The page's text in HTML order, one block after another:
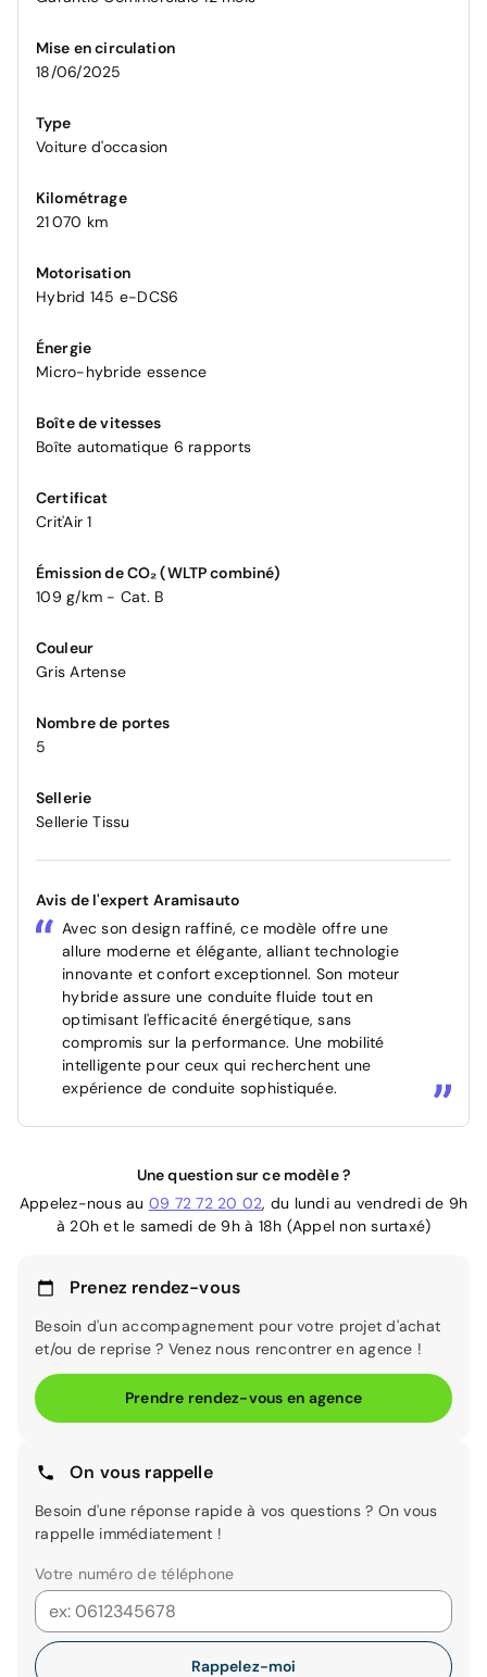
Mise en circulation
18/06/2025
Type
Voiture d'occasion
Kilométrage
21 070 km
Motorisation
Hybrid 145 e-DCS6
Énergie
Micro-hybride essence
Boîte de vitesses
Boîte automatique 6 rapports
Certificat
Crit'Air 1
Émission de CO₂ (WLTP combiné)
109 g/km - Cat. B
Couleur
Gris Artense
Nombre de portes
5
Sellerie
Sellerie Tissu
Avis de l'expert Aramisauto
Avec son design raffiné, ce modèle offre une
allure moderne et élégante, alliant technologie
innovante et confort exceptionnel. Son moteur
hybride assure une conduite fluide tout en
optimisant l'efficacité énergétique, sans
compromis sur la performance. Une mobilité
intelligente pour ceux qui recherchent une
expérience de conduite sophistiquée.
Une question sur ce modèle ?
Appelez-nous au 09 72 72 20 02, du lundi au vendredi de 9h
à 20h et le samedi de 9h à 18h (Appel non surtaxé)
Prenez rendez-vous
Besoin d'un accompagnement pour votre projet d'achat
et/ou de reprise ? Venez nous rencontrer en agence !
Prendre rendez-vous en agence
On vous rappelle
Besoin d'une réponse rapide à vos questions ? On vous
rappelle immédiatement !
Votre numéro de téléphone
Rappelez-moi